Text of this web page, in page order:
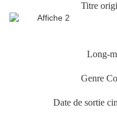
Titre
Long-
Genre
Date de sortie